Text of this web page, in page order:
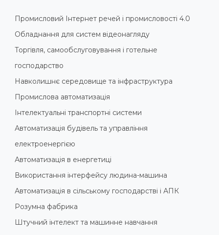
Промисловий Інтернет речей і промисловості 4.0
Обладнання для систем відеонагляду
Торгівля, самообслуговування і готельне
господарство
Навколишнє середовище та інфраструктура
Промислова автоматизація
Інтелектуальні транспортні системи
Автоматизація будівель та управління
електроенергією
Автоматизація в енергетиці
Використання інтерфейсу людина-машина
Автоматизація в сільському господарстві і АПК
Розумна фабрика
Штучний інтелект та машинне навчання